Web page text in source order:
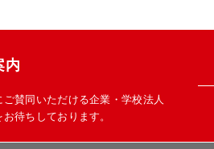
内
賛同いただける企業・学校法人
待ちしております。